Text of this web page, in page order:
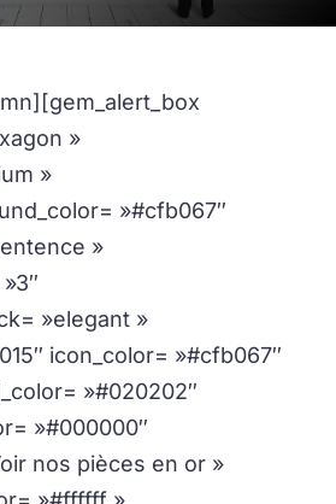
»
»
»#cfb067″
»
»elegant »
icon_color= »#cfb067″
»#020202″
»#000000″
nos pièces en or »